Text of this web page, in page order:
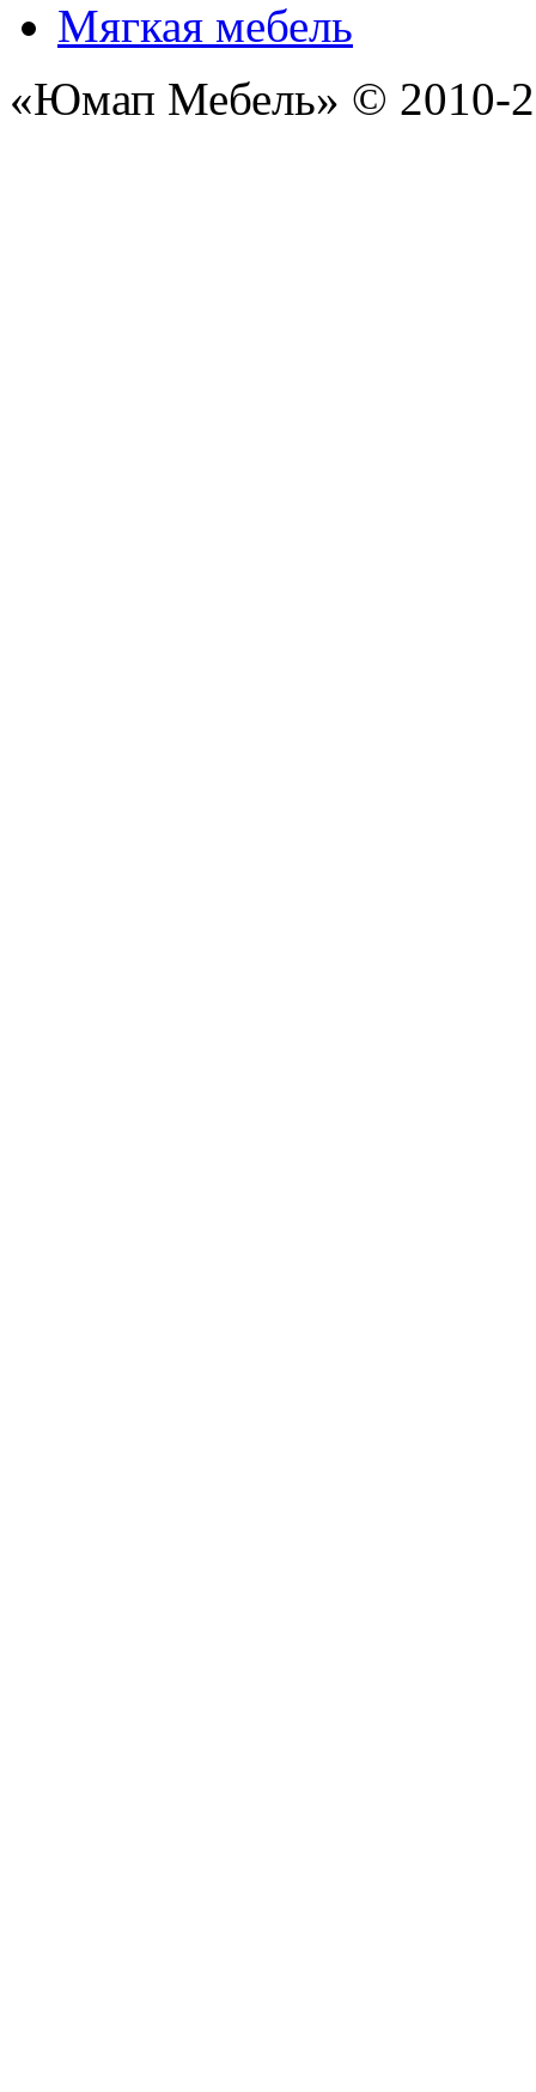
Мягкая мебель
«Юмап Мебель» © 2010-